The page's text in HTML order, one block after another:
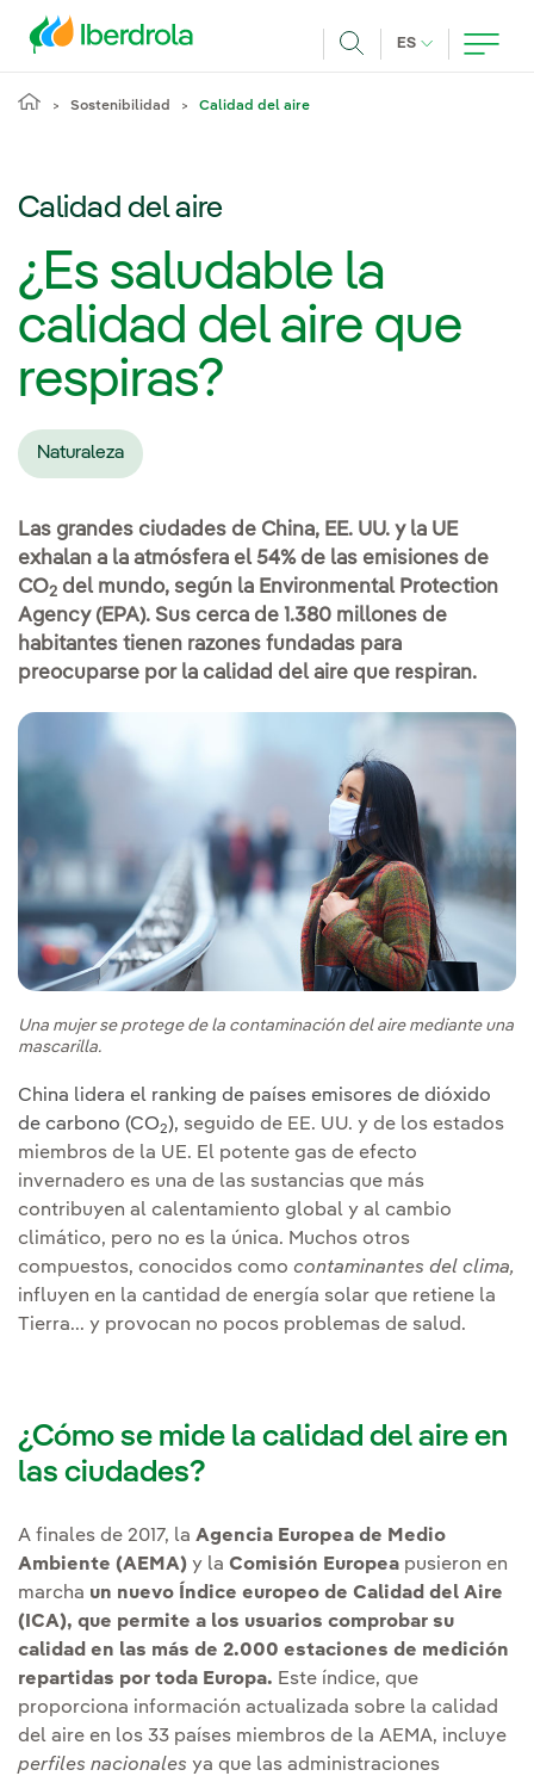
ES IDIOMA
Sostenibilidad Calidad del aire
Calidad del aire
¿Es saludable la
calidad del aire que
respiras?
Naturaleza
Las grandes ciudades de China, EE. UU. y la UE
exhalan a la atmósfera el 54% de las emisiones de
CO2 del mundo, según la Environmental Protection
Agency (EPA). Sus cerca de 1.380 millones de
habitantes tienen razones fundadas para
preocuparse por la calidad del aire que respiran.
Una mujer se protege de la contaminación del aire mediante una
mascarilla.
China lidera el ranking de países emisores de dióxido
de carbono (CO2), seguido de EE. UU. y de los estados
miembros de la UE. El potente gas de efecto
invernadero es una de las sustancias que más
contribuyen al calentamiento global y al cambio
climático, pero no es la única. Muchos otros
compuestos, conocidos como contaminantes del clima,
influyen en la cantidad de energía solar que retiene la
Tierra... y provocan no pocos problemas de salud.
¿Cómo se mide la calidad del aire en
las ciudades?
A finales de 2017, la Agencia Europea de Medio
Ambiente (AEMA) y la Comisión Europea pusieron en
marcha un nuevo Índice europeo de Calidad del Aire
(ICA), que permite a los usuarios comprobar su
calidad en las más de 2.000 estaciones de medición
repartidas por toda Europa. Este índice, que
proporciona información actualizada sobre la calidad
del aire en los 33 países miembros de la AEMA, incluye
perfiles nacionales ya que las administraciones